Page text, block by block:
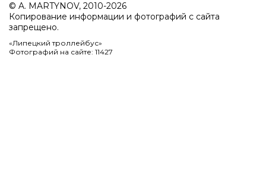
© A. MARTYNOV, 2010-2026
Копирование информации и фотографий с сайта
запрещено.
«Липецкий троллейбус»
Фотографий на сайте: 11427